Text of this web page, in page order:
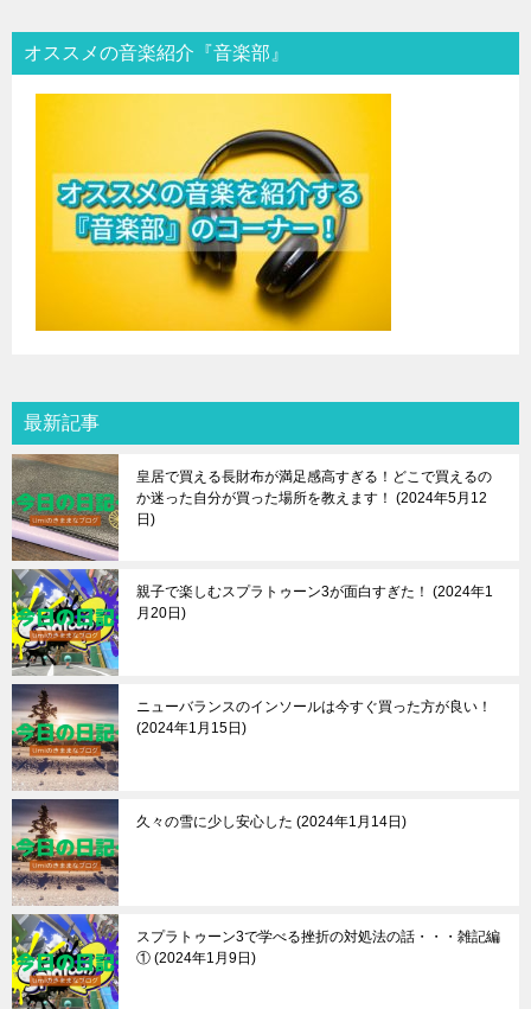
オススメの音楽紹介『音楽部』
最新記事
皇居で買える長財布が満足感高すぎる！どこで買えるの
か迷った自分が買った場所を教えます！
2024年5月12
日
親子で楽しむスプラトゥーン3が面白すぎた！
2024年1
月20日
ニューバランスのインソールは今すぐ買った方が良い！
2024年1月15日
久々の雪に少し安心した 2024年1月14日
スプラトゥーン3で学べる挫折の対処法の話・・・雑記編
① 2024年1月9日